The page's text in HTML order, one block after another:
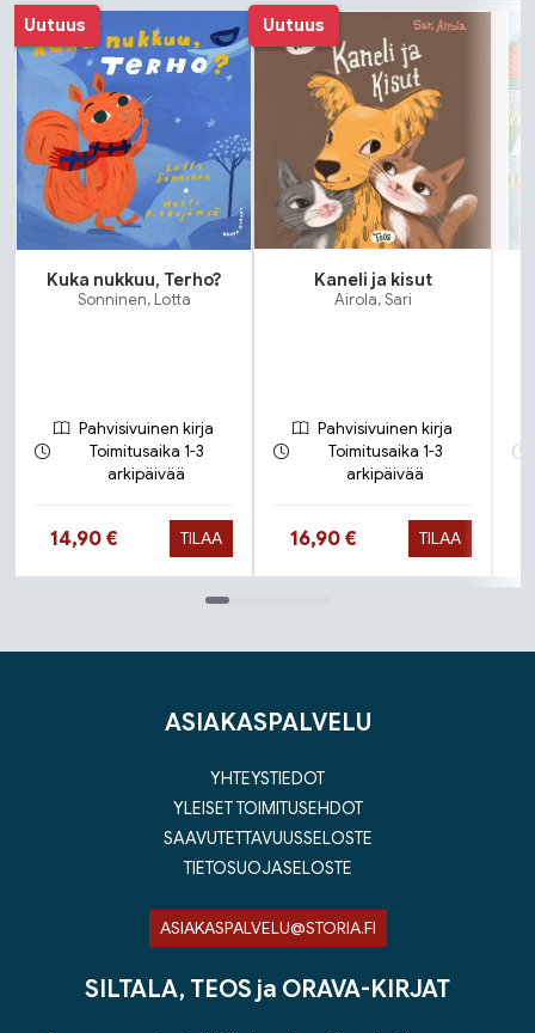
Tuoteluettelon alku
Uutuus
Kuka nukkuu, Terho?
Sonninen, Lotta
Pahvisivuinen kirja
Toimitusaika 1-3
arkipäivää
Hinta nyt
14,90 € TILAA
Uutuus
Kaneli ja kisut
Airola, Sari
Pahvisivuinen kirja
Toimitusaika 1-3
arkipäivää
Hinta nyt
16,90 € TILAA
ASIAKASPALVELU
YHTEYSTIEDOT
YLEISET TOIMITUSEHDOT
SAAVUTETTAVUUSSELOSTE
TIETOSUOJASELOSTE
ASIAKASPALVELU@STORIA.FI
SILTALA, TEOS ja ORAVA-KIRJAT